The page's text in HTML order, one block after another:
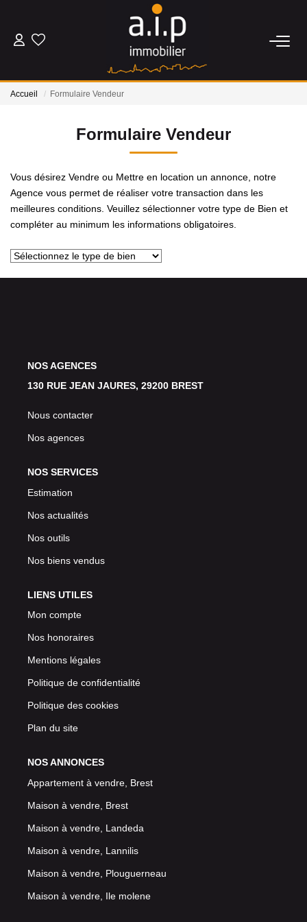
ACHETER
ESTIMER
BIENS VENDUS
Qui Sommes Nous
Accueil Formulaire Vendeur
Formulaire Vendeur
Vous désirez Vendre ou Mettre en location un annonce, notre
Agence vous permet de réaliser votre transaction dans les
meilleures conditions. Veuillez sélectionner votre type de Bien et
compléter au minimum les informations obligatoires.
NOS AGENCES
130 RUE JEAN JAURES, 29200 BREST
Nous contacter
Nos agences
NOS SERVICES
Estimation
Nos actualités
Nos outils
Nos biens vendus
LIENS UTILES
Mon compte
Nos honoraires
Mentions légales
Politique de confidentialité
Politique des cookies
Plan du site
NOS ANNONCES
Appartement à vendre, Brest
Maison à vendre, Brest
Maison à vendre, Landeda
Maison à vendre, Lannilis
Maison à vendre, Plouguerneau
Maison à vendre, Ile molene